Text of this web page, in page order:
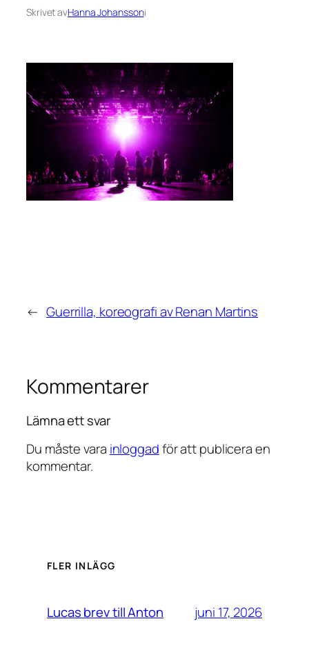
Skrivet avHanna Johanssoni
← Guerrilla, koreografi av Renan Martins
Kommentarer
Lämna ett svar
Du måste vara inloggadför att publicera en
kommentar.
FLER INLÄGG
Lucas brev till Anton juni 17, 2026